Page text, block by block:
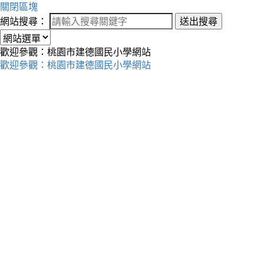
關閉區塊
網站搜尋：
送出搜尋
歡迎參觀：桃園市建德國民小學網站
歡迎參觀：桃園市建德國民小學網站